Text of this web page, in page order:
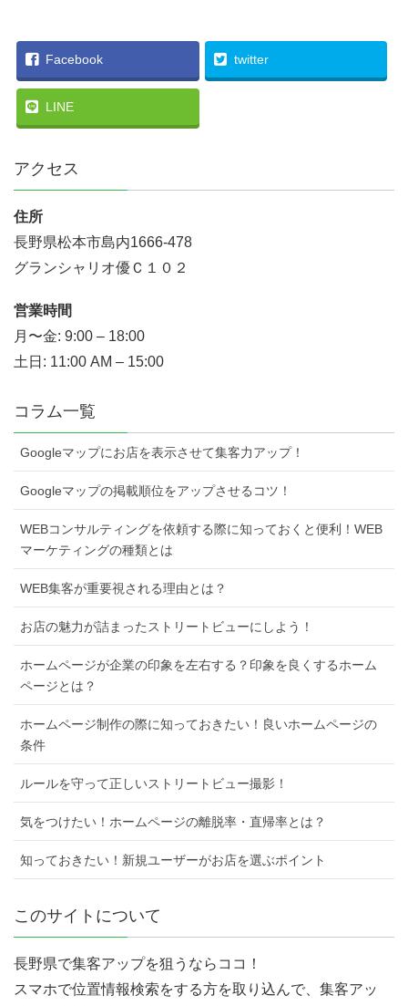
Facebook twitter
LINE
アクセス
住所
長野県松本市島内1666-478
グランシャリオ優Ｃ１０２
営業時間
月〜金: 9:00 – 18:00
土日: 11:00 AM – 15:00
コラム一覧
Googleマップにお店を表示させて集客力アップ！
Googleマップの掲載順位をアップさせるコツ！
WEBコンサルティングを依頼する際に知っておくと便利！WEB
マーケティングの種類とは
WEB集客が重要視される理由とは？
お店の魅力が詰まったストリートビューにしよう！
ホームページが企業の印象を左右する？印象を良くするホーム
ページとは？
ホームページ制作の際に知っておきたい！良いホームページの
条件
ルールを守って正しいストリートビュー撮影！
気をつけたい！ホームページの離脱率・直帰率とは？
知っておきたい！新規ユーザーがお店を選ぶポイント
このサイトについて
長野県で集客アップを狙うならココ！
スマホで位置情報検索をする方を取り込んで、集客アッ